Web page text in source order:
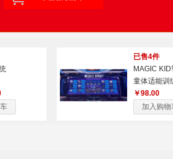
已售4件
MAGIC
童体适能训
￥98.00
加入购物